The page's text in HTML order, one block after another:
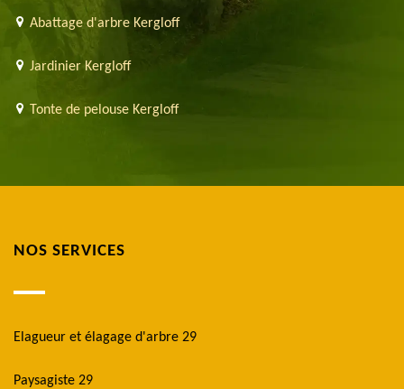
Abattage d'arbre Kergloff
Jardinier Kergloff
Tonte de pelouse Kergloff
NOS SERVICES
Elagueur et élagage d'arbre 29
Paysagiste 29